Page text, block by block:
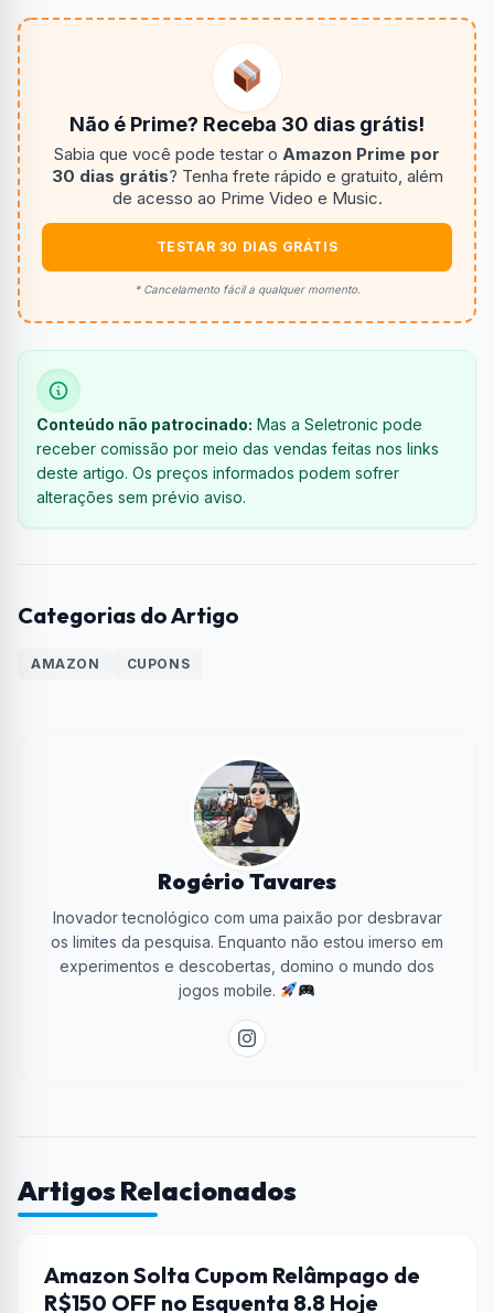
Não é Prime? Receba 30 dias grátis!
Sabia que você pode testar o Amazon Prime por
30 dias grátis? Tenha frete rápido e gratuito, além
de acesso ao Prime Video e Music.
TESTAR 30 DIAS GRÁTIS
* Cancelamento fácil a qualquer momento.
Conteúdo não patrocinado: Mas a Seletronic pode
receber comissão por meio das vendas feitas nos links
deste artigo. Os preços informados podem sofrer
alterações sem prévio aviso.
Categorias do Artigo
AMAZON CUPONS
Rogério Tavares
Inovador tecnológico com uma paixão por desbravar
os limites da pesquisa. Enquanto não estou imerso em
experimentos e descobertas, domino o mundo dos
jogos mobile.
Artigos Relacionados
AMAZON
Amazon Solta Cupom Relâmpago de
R$150 OFF no Esquenta 8.8 Hoje